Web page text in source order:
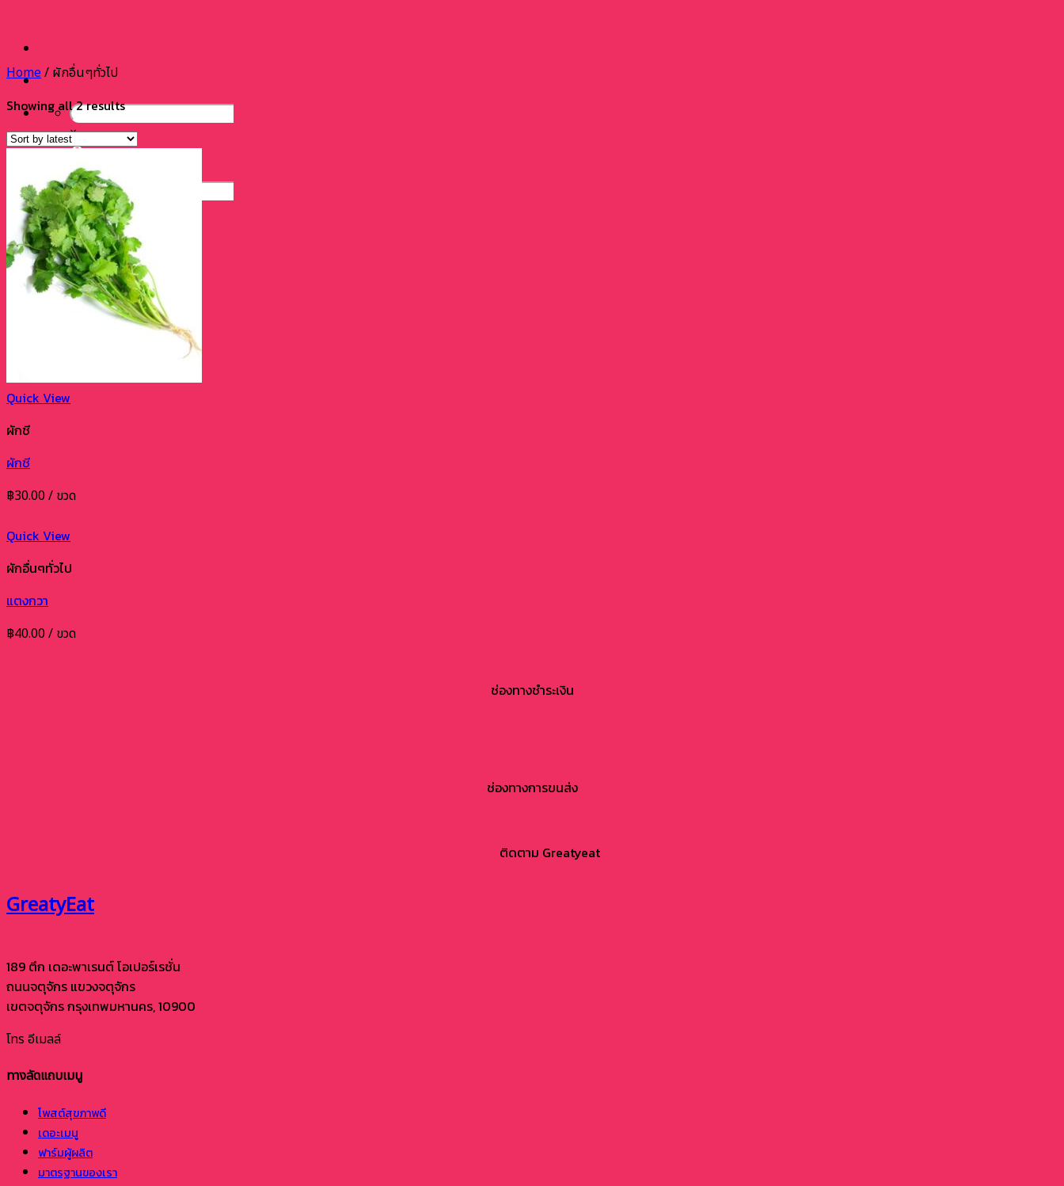
content
×
×
Home/ ผักอื่นๆทั่วไป
Showing all 2 results
Quick View
ผักชี
ผักชี
฿30.00/ ขวด
Quick View
ผักอื่นๆทั่วไป
แตงกวา
฿40.00/ ขวด
ช่องทางชำระเงิน
ช่องทางการขนส่ง
ติดตาม Greatyeat
GreatyEat
189 ตึก เดอะพาเรนต์ โอเปอร์เรชั่น
ถนนจตุจักร แขวงจตุจักร
เขตจตุจักร กรุงเทพมหานคร, 10900
โทร อีเมลล์
ทางลัดแถบเมนู
โพสต์สุขภาพดี
เดอะเมนู
ฟาร์มผู้ผลิต
มาตรฐานของเรา